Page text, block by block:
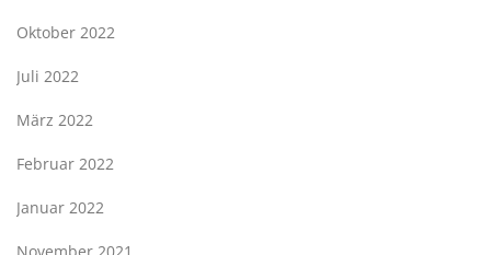
Oktober 2022
Juli 2022
März 2022
Februar 2022
Januar 2022
November 2021